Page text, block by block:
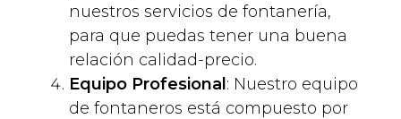
nuestros servicios de fontanería,
para que puedas tener una buena
relación calidad-precio.
Equipo Profesional: Nuestro equipo
de fontaneros está compuesto por